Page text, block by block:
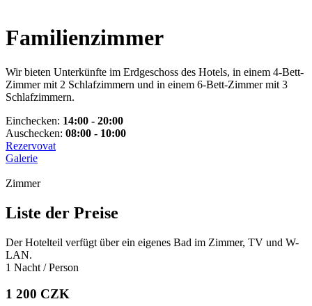
Familienzimmer
Wir bieten Unterkünfte im Erdgeschoss des Hotels, in einem 4-Bett-
Zimmer mit 2 Schlafzimmern und in einem 6-Bett-Zimmer mit 3
Schlafzimmern.
Einchecken: 14:00 - 20:00
Auschecken: 08:00 - 10:00
Rezervovat
Galerie
Zimmer
Liste der Preise
Der Hotelteil verfügt über ein eigenes Bad im Zimmer, TV und W-
LAN.
1 Nacht / Person
1 200 CZK